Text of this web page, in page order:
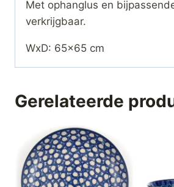
Met ophanglus en
verkrijgbaar.
WxD: 65×65 cm
Gerelateerde